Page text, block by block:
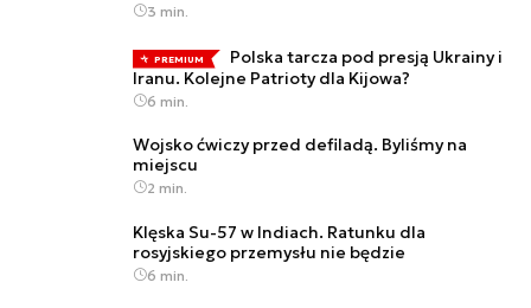
3 min.
PREMIUM
Polska tarcza pod presją Ukrainy i
Iranu. Kolejne Patrioty dla Kijowa?
6 min.
Wojsko ćwiczy przed defiladą. Byliśmy na
miejscu
2 min.
Klęska Su-57 w Indiach. Ratunku dla
rosyjskiego przemysłu nie będzie
6 min.